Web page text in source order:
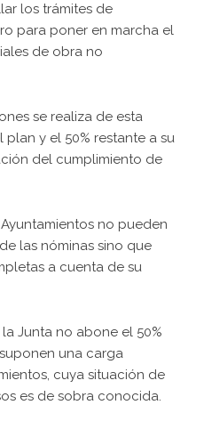
los trámites de
para poner en marcha el
de obra no
se realiza de esta
plan y el 50% restante a su
del cumplimiento de
no pueden
las nóminas sino que
a cuenta de su
Junta no abone el 50%
una carga
cuya situación de
es de sobra conocida.